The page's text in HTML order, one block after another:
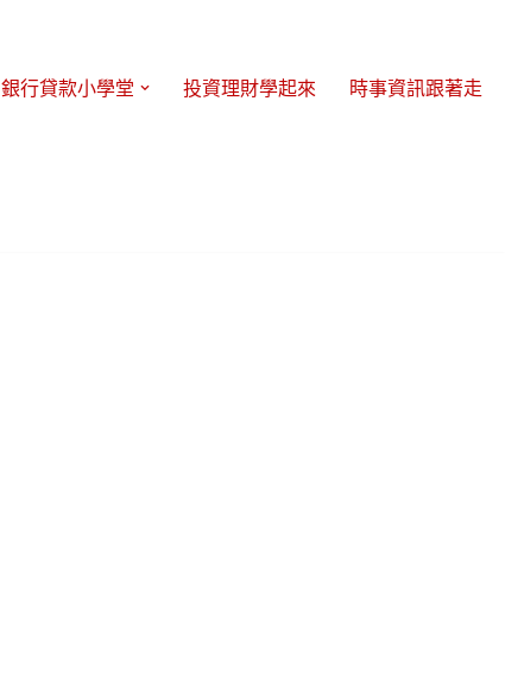
銀行貸款小學堂 投資理財學起來 時事資訊跟著走